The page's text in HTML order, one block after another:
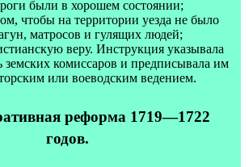
были в хорошем состоянии;
чтобы на территории уезда не было
матросов и гулящих людей;
веру. Инструкция указывала
земских комиссаров и предписывала им
или воеводским ведением.
реформа 1719—1722
годов.